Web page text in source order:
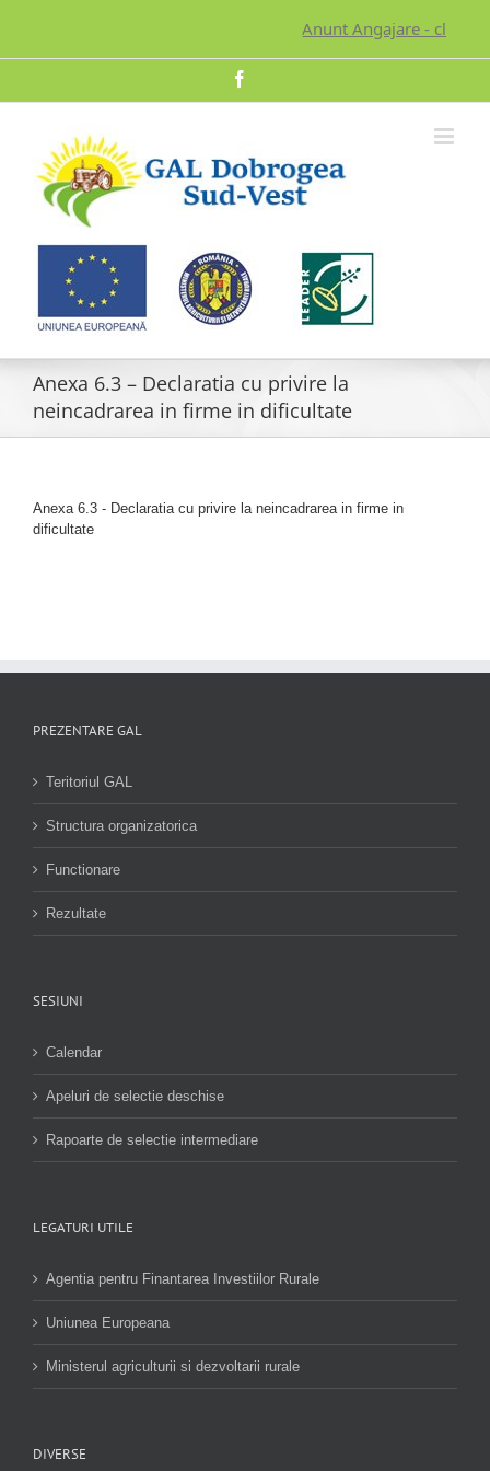
Anunt Angajare - click
Anexa 6.3 – Declaratia cu privire la
neincadrarea in firme in dificultate
Anexa 6.3 - Declaratia cu privire la neincadrarea in firme in
dificultate
PREZENTARE GAL
Teritoriul GAL
Structura organizatorica
Functionare
Rezultate
SESIUNI
Calendar
Apeluri de selectie deschise
Rapoarte de selectie intermediare
LEGATURI UTILE
Agentia pentru Finantarea Investiilor Rurale
Uniunea Europeana
Ministerul agriculturii si dezvoltarii rurale
DIVERSE